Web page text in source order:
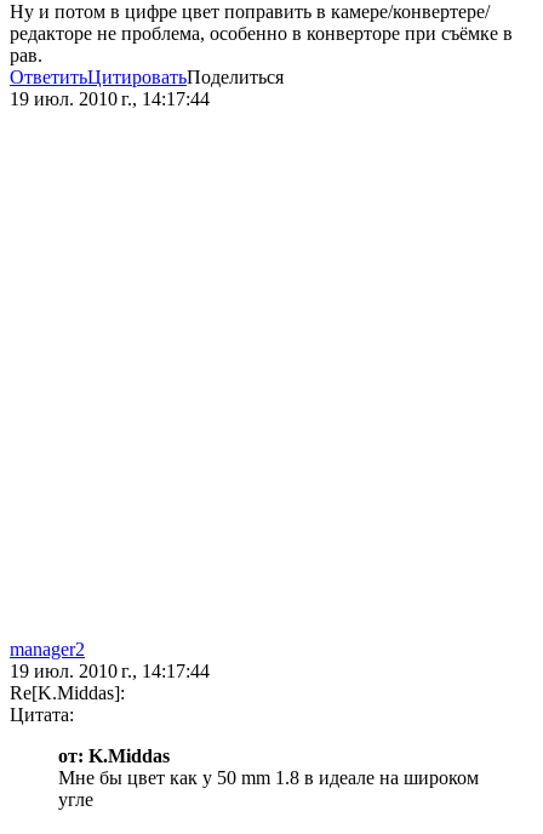
Ну и потом в цифре цвет поправить в камере/конвертере/
редакторе не проблема, особенно в конверторе при съёмке в
рав.
ОтветитьЦитироватьПоделиться
19 июл. 2010 г., 14:17:44
manager2
19 июл. 2010 г., 14:17:44
Re[K.Middas]:
Цитата:
от: K.Middas
Мне бы цвет как у 50 mm 1.8 в идеале на широком
угле